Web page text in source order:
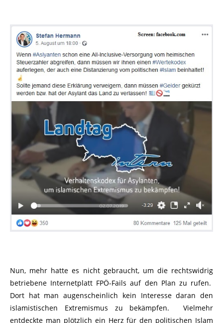
Nun, mehr hatte es nicht gebraucht, um die rechtswidrig
betriebene Internetplatt FPÖ-Fails auf den Plan zu rufen.
Dort hat man augenscheinlich kein Interesse daran den
islamistischen Extremismus zu bekämpfen. Vielmehr
entdeckte man plötzlich ein Herz für den politischen Islam